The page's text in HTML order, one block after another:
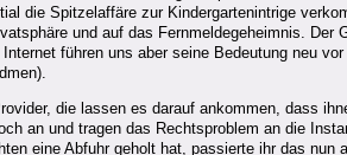
die Spitzelaffäre zur Kindergartenintrige
und auf das Fernmeldegeheimnis.
führen uns aber seine Bedeutung neu
die lassen es darauf ankommen, dass
an und tragen das Rechtsproblem an die
eine Abfuhr geholt hat, passierte ihr das nun